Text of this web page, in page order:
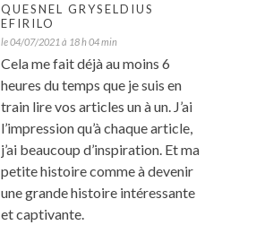
QUESNEL GRYSELDIUS
EFIRILO
le 04/07/2021 à 18 h 04 min
Cela me fait déjà au moins 6
heures du temps que je suis en
train lire vos articles un à un. J’ai
l’impression qu’à chaque article,
j’ai beaucoup d’inspiration. Et ma
petite histoire comme à devenir
une grande histoire intéressante
et captivante.